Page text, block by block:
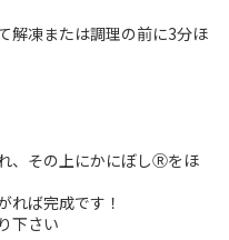
解凍または調理の前に3分ほ
、その上にかにぼしⓇをほ
ば完成です！
下さい